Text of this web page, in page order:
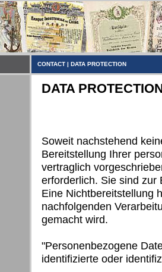
CONTACT | DATA PROTECTION
DATA
Soweit nachstehend
Bereitstellung Ihrer
vertraglich
erforderlich. Sie sind zur
Eine Nichtbereitstellung
nachfolgenden
gemacht wird.
"Personenbezogene
identifizierte oder